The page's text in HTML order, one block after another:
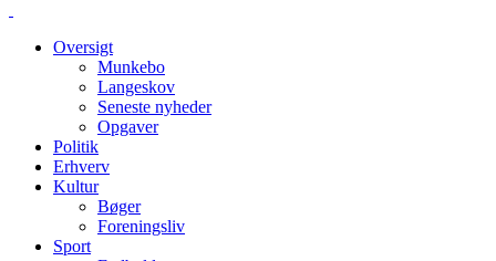
Oversigt
Munkebo
Langeskov
Seneste nyheder
Opgaver
Politik
Erhverv
Kultur
Bøger
Foreningsliv
Sport